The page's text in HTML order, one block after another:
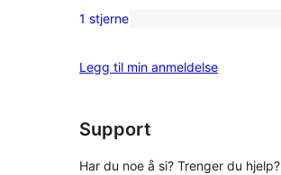
2-
reviews
1
star
1 stjerne
Legg til min anmeldelse
Support
Har du noe å si? Trenger du hjelp?